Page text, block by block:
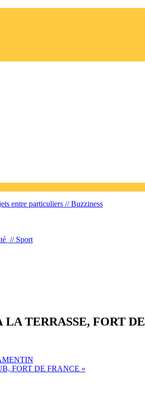
entre particuliers //Buzziness
// Sport
TERRASSE, FORT
FORT DE FRANCE »